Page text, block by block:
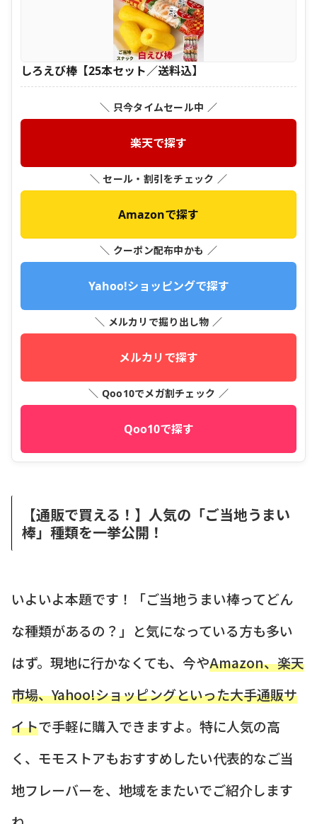
しろえび棒【25本セット／送料込】
＼ 只今タイムセール中 ／
楽天で探す
＼ セール・割引をチェック ／
Amazonで探す
＼ クーポン配布中かも ／
Yahoo!ショッピングで探す
＼ メルカリで掘り出し物 ／
メルカリで探す
＼ Qoo10でメガ割チェック ／
Qoo10で探す
【通販で買える！】人気の「ご当地うまい
棒」種類を一挙公開！
いよいよ本題です！「ご当地うまい棒ってどん
な種類があるの？」と気になっている方も多い
はず。現地に行かなくても、今やAmazon、楽天
市場、Yahoo!ショッピングといった大手通販サ
イトで手軽に購入できますよ。特に人気の高
く、モモストアもおすすめしたい代表的なご当
地フレーバーを、地域をまたいでご紹介します